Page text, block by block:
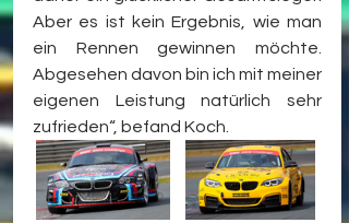
Aber es ist kein Ergebnis, wie man
ein Rennen gewinnen möchte.
Abgesehen davon bin ich mit meiner
eigenen Leistung natürlich sehr
zufrieden“, befand Koch.